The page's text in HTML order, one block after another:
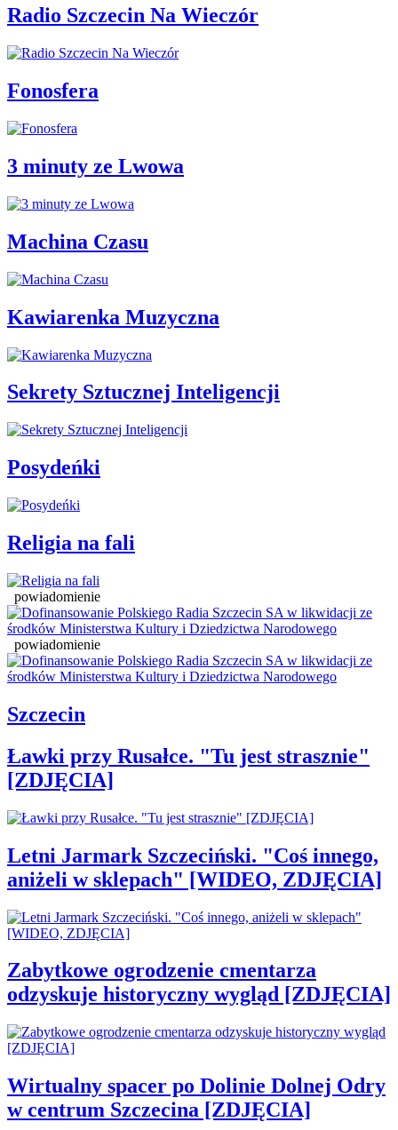
Radio Szczecin Na Wieczór
Fonosfera
3 minuty ze Lwowa
Machina Czasu
Kawiarenka Muzyczna
Sekrety Sztucznej Inteligencji
Posydeńki
Religia na fali
powiadomienie
powiadomienie
Szczecin
Ławki przy Rusałce. "Tu jest strasznie"
[ZDJĘCIA]
Letni Jarmark Szczeciński. "Coś innego,
aniżeli w sklepach" [WIDEO, ZDJĘCIA]
Zabytkowe ogrodzenie cmentarza
odzyskuje historyczny wygląd [ZDJĘCIA]
Wirtualny spacer po Dolinie Dolnej Odry
w centrum Szczecina [ZDJĘCIA]